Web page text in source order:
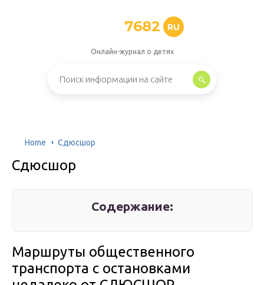
7682 RU
Онлайн-журнал о детях
Home Сдюсшор
Сдюсшор
Содержание:
Маршруты общественного
транспорта с остановками